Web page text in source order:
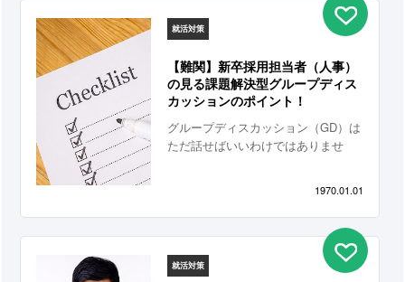
就活対策
【難関】新卒採用担当者（人事）
の見る課題解決型グループディス
カッションのポイント！
グループディスカッション（GD）は
ただ話せばいいわけではありませ
しその能力をいかに発揮できるかが
課題になります。最も出題率が高
く、難易度の高い「課題解決型」が
テーマのディスカッションの全体の
流れ、考え方、注意点を解説しまし
1970.01.01
就活対策